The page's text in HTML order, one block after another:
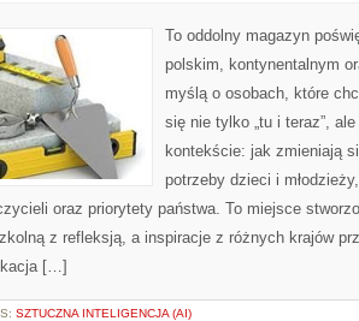
To oddolny magazyn
polskim, kontynentalnym
myślą o osobach, które
się nie tylko „tu i teraz”,
kontekście: jak zmieniają
potrzeby dzieci i
oraz priorytety państwa. To miejsce
z refleksją, a inspiracje z różnych krajów
[…]
SZTUCZNA INTELIGENCJA (AI)